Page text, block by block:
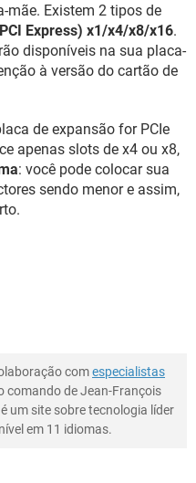
mãe. Existem 2 tipos de
Express) x1/x4/x8/x16.
disponíveis na sua placa-
à versão do cartão de
de expansão for PCIe
apenas slots de x4 ou x8,
: você pode colocar sua
sendo menor e assim,
comespecialistas
comando de Jean-François
um site sobre tecnologia líder
em 11 idiomas.